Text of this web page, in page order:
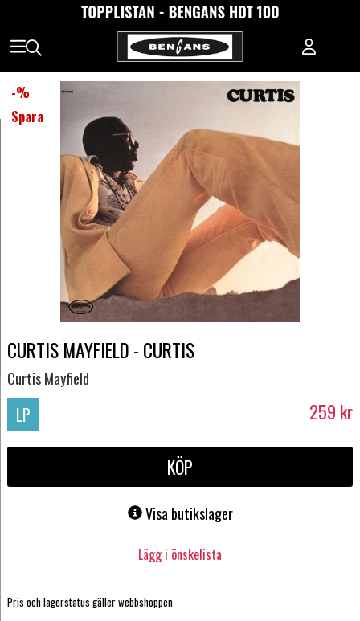
-%
Spara
CURTIS MAYFIELD - CURTIS
Curtis Mayfield
LP 259 kr
KÖP
Visa butikslager
Lägg i önskelista
Pris och lagerstatus gäller webbshoppen